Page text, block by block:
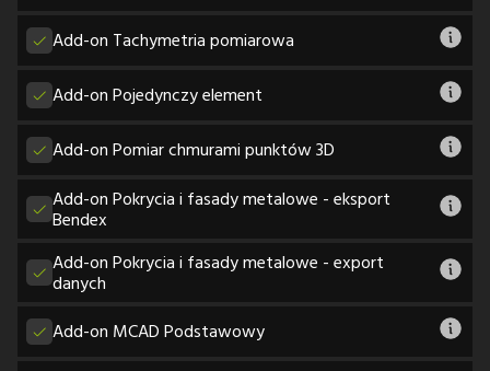
Add-on Tachymetria pomiarowa
Add-on Pojedynczy element
Add-on Pomiar chmurami punktów 3D
Add-on Pokrycia i fasady metalowe - eksport
Bendex
Add-on Pokrycia i fasady metalowe - export
danych
Add-on MCAD Podstawowy